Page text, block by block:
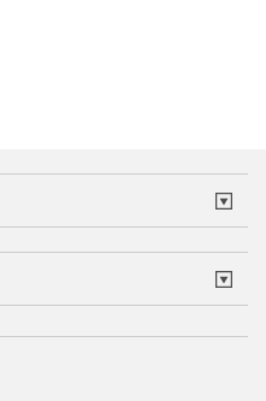
組織案内